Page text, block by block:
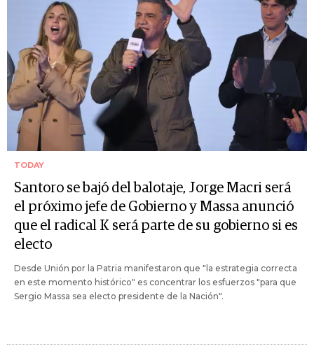
TODAY
Santoro se bajó del balotaje, Jorge Macri será
el próximo jefe de Gobierno y Massa anunció
que el radical K será parte de su gobierno si es
electo
Desde Unión por la Patria manifestaron que "la estrategia correcta
en este momento histórico" es concentrar los esfuerzos "para que
Sergio Massa sea electo presidente de la Nación".